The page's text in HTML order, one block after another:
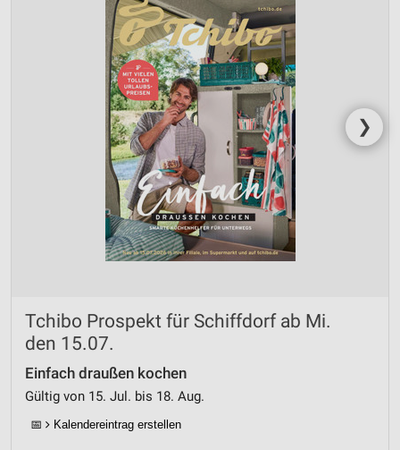
❯
Tchibo Prospekt für Schiffdorf ab Mi.
den 15.07.
Einfach draußen kochen
Gültig von 15. Jul. bis 18. Aug.
📅 Kalendereintrag erstellen